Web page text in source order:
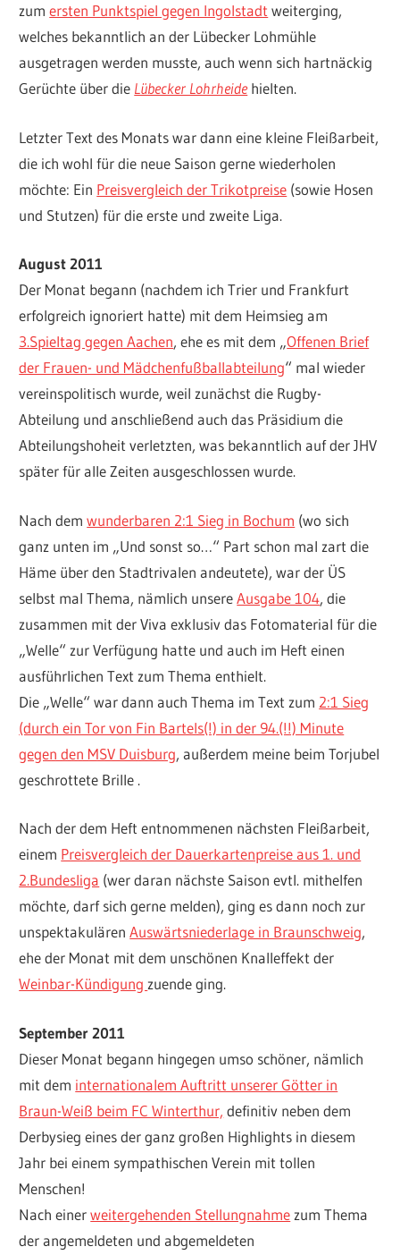
zumersten Punktspiel gegen Ingolstadt weiterging,
welches bekanntlich an der Lübecker Lohmühle
ausgetragen werden musste, auch wenn sich hartnäckig
Gerüchte über die Lübecker Lohrheidehielten.
Letzter Text des Monats war dann eine kleine Fleißarbeit,
die ich wohl für die neue Saison gerne wiederholen
möchte: Ein Preisvergleich der Trikotpreise (sowie Hosen
und Stutzen) für die erste und zweite Liga.
August 2011
Der Monat begann (nachdem ich Trier und Frankfurt
erfolgreich ignoriert hatte) mit dem Heimsieg am
3.Spieltag gegen Aachen, ehe es mit dem „Offenen Brief
der Frauen- und Mädchenfußballabteilung“ mal wieder
vereinspolitisch wurde, weil zunächst die Rugby-
Abteilung und anschließend auch das Präsidium die
Abteilungshoheit verletzten, was bekanntlich auf der JHV
später für alle Zeiten ausgeschlossen wurde.
Nach demwunderbaren 2:1 Sieg in Bochum (wo sich
ganz unten im „Und sonst so…“ Part schon mal zart die
Häme über den Stadtrivalen andeutete), war der ÜS
selbst mal Thema, nämlich unsereAusgabe 104, die
zusammen mit der Viva exklusiv das Fotomaterial für die
„Welle“ zur Verfügung hatte und auch im Heft einen
ausführlichen Text zum Thema enthielt.
Die „Welle“ war dann auch Thema im Text zum 2:1 Sieg
(durch ein Tor von Fin Bartels(!) in der 94.(!!) Minute
gegen den MSV Duisburg, außerdem meine beim Torjubel
geschrottete Brille .
Nach der dem Heft entnommenen nächsten Fleißarbeit,
einem Preisvergleich der Dauerkartenpreise aus 1. und
2.Bundesliga (wer daran nächste Saison evtl. mithelfen
möchte, darf sich gerne melden), ging es dann noch zur
unspektakulärenAuswärtsniederlage in Braunschweig,
ehe der Monat mit dem unschönen Knalleffekt der
Weinbar-Kündigungzuende ging.
September 2011
Dieser Monat begann hingegen umso schöner, nämlich
mit dem internationalem Auftritt unserer Götter in
Braun-Weiß beim FC Winterthur, definitiv neben dem
Derbysieg eines der ganz großen Highlights in diesem
Jahr bei einem sympathischen Verein mit tollen
Menschen!
Nach einerweitergehenden Stellungnahme zum Thema
der angemeldeten und abgemeldeten